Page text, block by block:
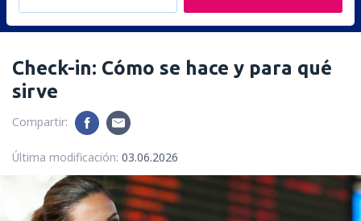
Check-in: Cómo se hace y para qué
sirve
Compartir:
Última modificación: 03.06.2026